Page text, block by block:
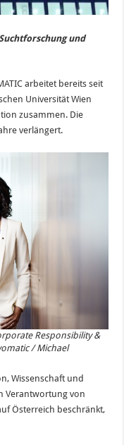
und
arbeitet bereits seit
Universität Wien
zusammen. Die
verlängert.
Responsibility &
/ Michael
Wissenschaft und
Verantwortung von
Österreich beschränkt,